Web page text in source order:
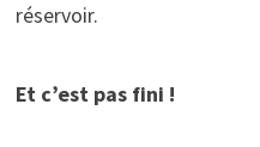
réservoir.
Et c’est pas fini !